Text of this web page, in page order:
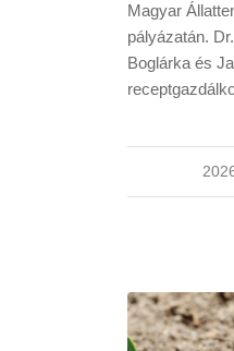
Magyar
pályázatán.
Boglárka és